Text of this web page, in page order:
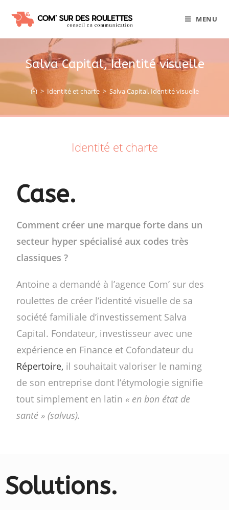
MENU
Salva Capital, Identité visuelle
> Identité et charte > Salva Capital, Identité visuelle
Identité et charte
Case.
Comment créer une marque forte dans un
secteur hyper spécialisé aux codes très
classiques ?
Antoine a demandé à l’agence Com’ sur des
roulettes de créer l’identité visuelle de sa
société familiale d’investissement Salva
Capital. Fondateur, investisseur avec une
expérience en Finance et Cofondateur du
Répertoire, il souhaitait valoriser le naming
de son entreprise dont l’étymologie signifie
tout simplement en latin « en bon état de
santé » (salvus).
Solutions.